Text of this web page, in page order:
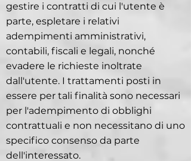
gestire i contratti di cui l'utente è
parte, espletare i relativi
adempimenti amministrativi,
contabili, fiscali e legali, nonché
evadere le richieste inoltrate
dall'utente. I trattamenti posti in
essere per tali finalità sono necessari
per l'adempimento di obblighi
contrattuali e non necessitano di uno
specifico consenso da parte
dell'interessato.